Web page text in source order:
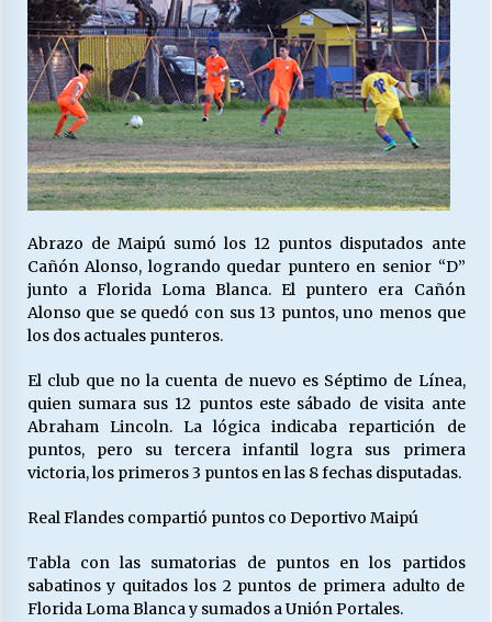
Abrazo de Maipú sumó los 12 puntos disputados ante
Cañón Alonso, logrando quedar puntero en senior “D”
junto a Florida Loma Blanca. El puntero era Cañón
Alonso que se quedó con sus 13 puntos, uno menos que
los dos actuales punteros.
El club que no la cuenta de nuevo es Séptimo de Línea,
quien sumara sus 12 puntos este sábado de visita ante
Abraham Lincoln. La lógica indicaba repartición de
puntos, pero su tercera infantil logra sus primera
victoria, los primeros 3 puntos en las 8 fechas disputadas.
Real Flandes compartió puntos co Deportivo Maipú
Tabla con las sumatorias de puntos en los partidos
sabatinos y quitados los 2 puntos de primera adulto de
Florida Loma Blanca y sumados a Unión Portales.